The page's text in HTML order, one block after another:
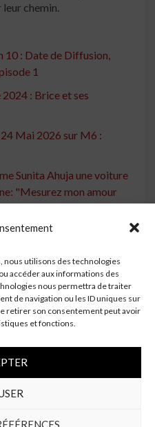
utilisons des technologies
accéder aux informations des
nous permettra de traiter
de navigation ou les ID uniques sur
retirer son consentement peut avoir
et fonctions.
leur chemin.
10 : Date de Diffusion,
1
2024 : Brice et ses
Mai 2026 sur M6 :
Sunita Ahuja une voiture
"Mesurez mon amour
Mai 2026 sur M6 :
Tourne Mal, La Voiture
en Plein Direct
Découverte : Le
a 5 Jours pour Retaper
d'Un si grand soleil - 18
automobile : Kyle Busch